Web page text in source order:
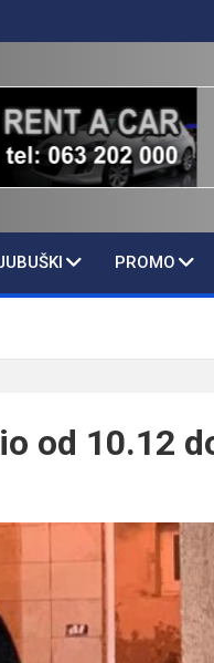
PROMO
od 10.12